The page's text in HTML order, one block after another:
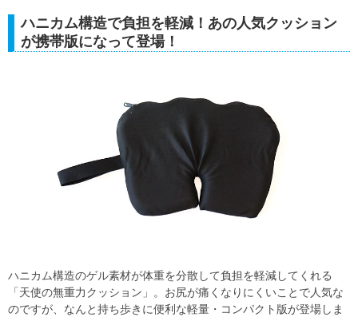
ハニカム構造で負担を軽減！あの人気クッション
が携帯版になって登場！
ハニカム構造のゲル素材が体重を分散して負担を軽減してくれる
「天使の無重力クッション」。お尻が痛くなりにくいことで人気な
のですが、なんと持ち歩きに便利な軽量・コンパクト版が登場しま